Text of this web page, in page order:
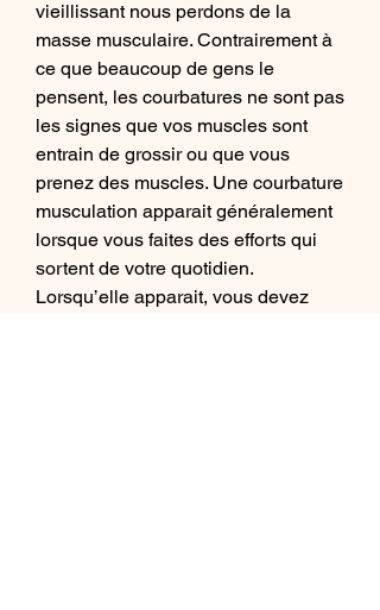
vieillissant nous perdons de la
masse musculaire. Contrairement à
ce que beaucoup de gens le
pensent, les courbatures ne sont pas
les signes que vos muscles sont
entrain de grossir ou que vous
prenez des muscles. Une courbature
musculation apparait généralement
lorsque vous faites des efforts qui
sortent de votre quotidien.
Lorsqu’elle apparait, vous devez